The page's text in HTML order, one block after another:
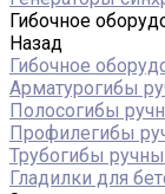
Гибочное
Назад
Гибочное
Арматурогибы
Полосогибы
Профилегибы
Трубогибы
Гладилки для